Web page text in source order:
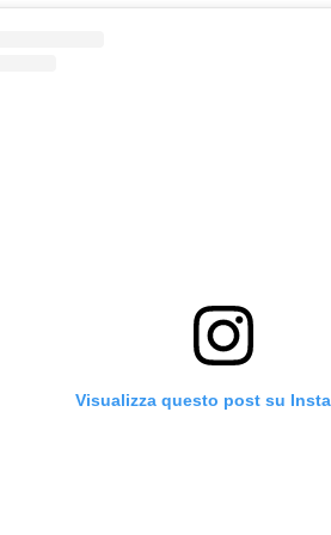
Visualizza questo post su